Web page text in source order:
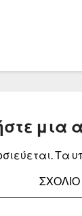
μια
Τα
ΣΧΌΛΙΟ